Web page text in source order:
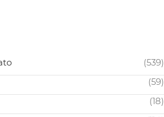
(539)
(59)
(18)